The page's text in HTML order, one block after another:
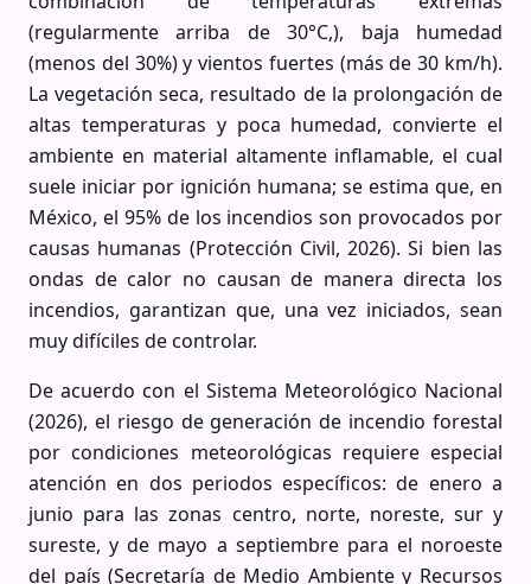
(regularmente arriba de 30°C,), baja humedad
(menos del 30%) y vientos fuertes (más de 30 km/h).
La vegetación seca, resultado de la prolongación de
altas temperaturas y poca humedad, convierte el
ambiente en material altamente inflamable, el cual
suele iniciar por ignición humana; se estima que, en
México, el 95% de los incendios son provocados por
causas humanas (Protección Civil, 2026). Si bien las
ondas de calor no causan de manera directa los
incendios, garantizan que, una vez iniciados, sean
muy difíciles de controlar.
De acuerdo con el Sistema Meteorológico Nacional
(2026), el riesgo de generación de incendio forestal
por condiciones meteorológicas requiere especial
atención en dos periodos específicos: de enero a
junio para las zonas centro, norte, noreste, sur y
sureste, y de mayo a septiembre para el noroeste
del país (Secretaría de Medio Ambiente y Recursos